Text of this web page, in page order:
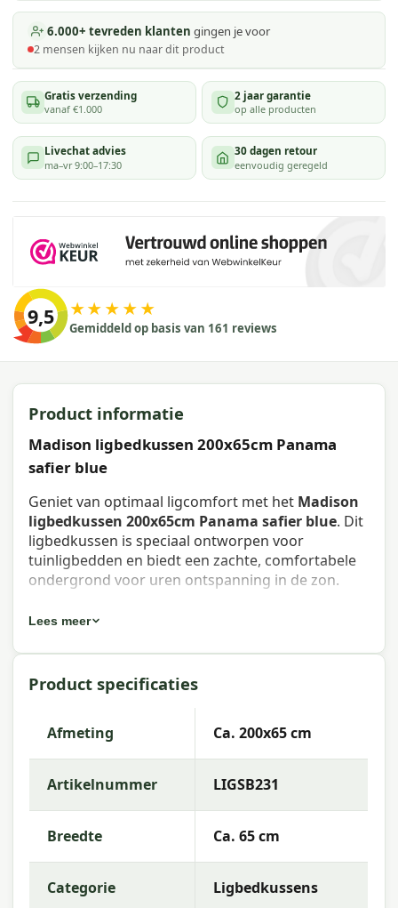
6.000+ tevreden klanten gingen je voor
2 mensen kijken nu naar dit product
Gratis verzending
vanaf €1.000
2 jaar garantie
op alle producten
Livechat advies
ma–vr 9:00–17:30
30 dagen retour
eenvoudig geregeld
9,5 ★★★★★
Gemiddeld op basis van 161 reviews
Product informatie
Madison ligbedkussen 200x65cm Panama
safier blue
Geniet van optimaal ligcomfort met het Madison
ligbedkussen 200x65cm Panama safier blue. Dit
ligbedkussen is speciaal ontworpen voor
tuinligbedden en biedt een zachte, comfortabele
ondergrond voor uren ontspanning in de zon.
Eigenschappen Madison
ligbedkussen 200x65cm Panama
safier blue
LIGSB231
EAN:8713229267407
Kleur:blue
Afmeting:Ca. 200x65 cm
Lees meer
Product specificaties
Afmeting Ca. 200x65 cm
Artikelnummer LIGSB231
Breedte Ca. 65 cm
Categorie Ligbedkussens